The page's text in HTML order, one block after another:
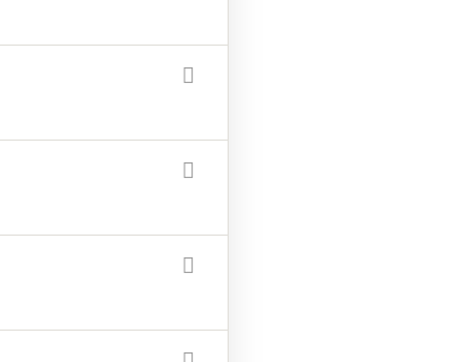
Treninzi